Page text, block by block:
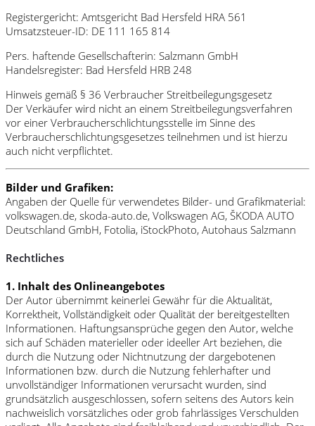
Registergericht: Amtsgericht Bad Hersfeld HRA 561
Umsatzsteuer-ID: DE 111 165 814
Pers. haftende Gesellschafterin: Salzmann GmbH
Handelsregister: Bad Hersfeld HRB 248
Hinweis gemäß § 36 Verbraucher Streitbeilegungsgesetz
Der Verkäufer wird nicht an einem Streitbeilegungsverfahren
vor einer Verbraucherschlichtungsstelle im Sinne des
Verbraucherschlichtungsgesetzes teilnehmen und ist hierzu
auch nicht verpflichtet.
Bilder und Grafiken:
Angaben der Quelle für verwendetes Bilder- und Grafikmaterial:
volkswagen.de, skoda-auto.de, Volkswagen AG, ŠKODA AUTO
Deutschland GmbH, Fotolia, iStockPhoto, Autohaus Salzmann
Rechtliches
1. Inhalt des Onlineangebotes
Der Autor übernimmt keinerlei Gewähr für die Aktualität,
Korrektheit, Vollständigkeit oder Qualität der bereitgestellten
Informationen. Haftungsansprüche gegen den Autor, welche
sich auf Schäden materieller oder ideeller Art beziehen, die
durch die Nutzung oder Nichtnutzung der dargebotenen
Informationen bzw. durch die Nutzung fehlerhafter und
unvollständiger Informationen verursacht wurden, sind
grundsätzlich ausgeschlossen, sofern seitens des Autors kein
nachweislich vorsätzliches oder grob fahrlässiges Verschulden